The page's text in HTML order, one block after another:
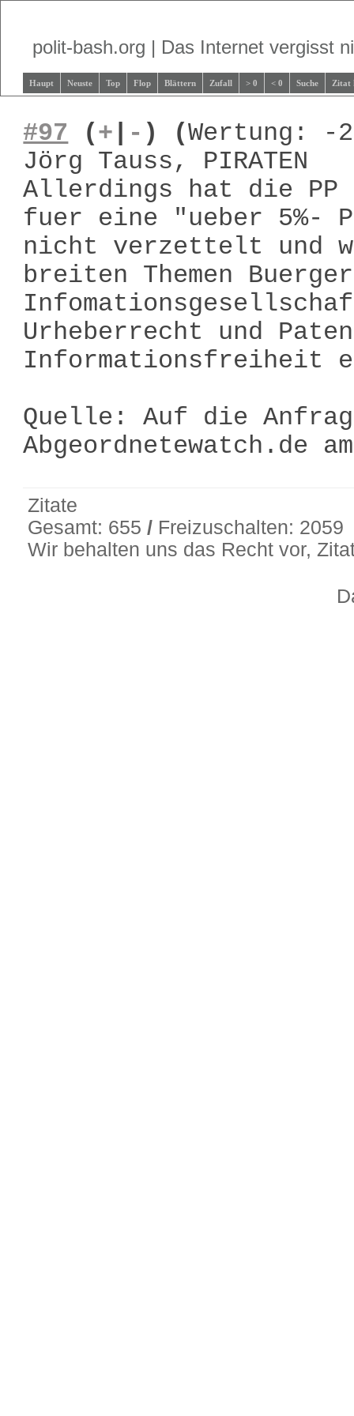
polit-bash.org | Das Internet vergisst
Haupt Neuste Top Flop Blättern Zufall > 0 < 0 Suche Zitat
#97 (+ - ) (Wertung: -
Jörg Tauss, PIRATEN
Allerdings hat die PP
fuer eine "ueber 5%-
nicht verzettelt und
breiten Themen
Urheberrecht und
Informationsfreiheit
Quelle: Auf die
Abgeordnetewatch.de
Zitate
Gesamt: 655/ Freizuschalten: 2059
Wir behalten uns das Recht vor,